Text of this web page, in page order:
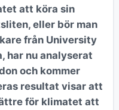
att köra sin
eller bör man
från University
har nu analyserat
och kommer
resultat visar att
för klimatet att